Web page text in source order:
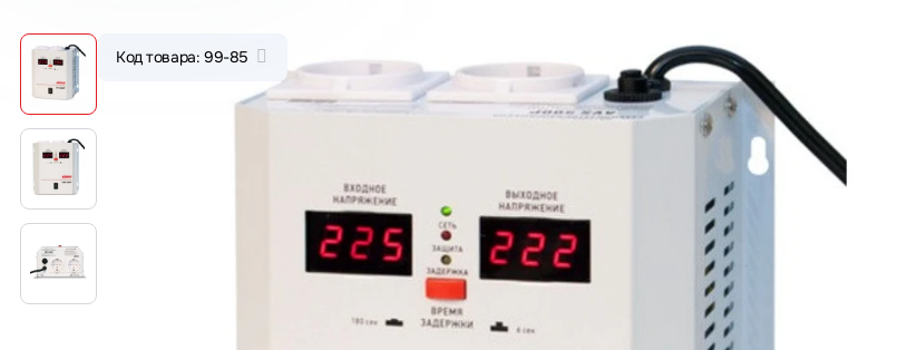
Код товара: 99-85